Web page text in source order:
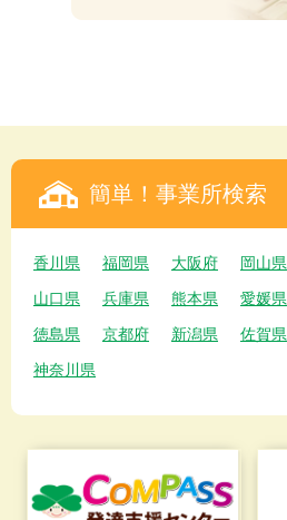
簡単！事業所検索
香川県 福岡県 大阪府 岡山県
山口県
兵庫県 熊本県 愛媛県
徳島県
京都府 新潟県 佐賀県
神奈川県